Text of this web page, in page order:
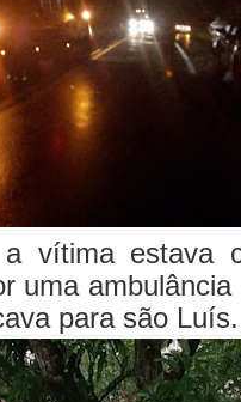
vítima estava
uma
para são